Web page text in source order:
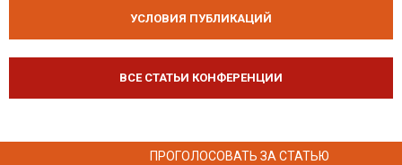
УСЛОВИЯ ПУБЛИКАЦИЙ
ВСЕ СТАТЬИ КОНФЕРЕНЦИИ
ПРОГОЛОСОВАТЬ ЗА СТАТЬЮ